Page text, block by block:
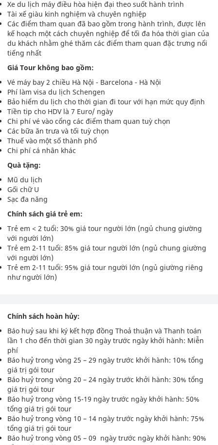
Xe du lịch máy điều hòa hiện đại theo suốt hành trình
Tài xế giàu kinh nghiệm và chuyên nghiệp
Các điểm tham quan đã bao gồm trong hành trình, được lên
kế hoạch một cách chuyên nghiệp để tối đa hóa thời gian của
du khách nhằm ghé thăm các điểm tham quan đặc trưng nổi
tiếng nhất
Giá Tour không bao gồm:
Vé máy bay 2 chiều Hà Nội - Barcelona - Hà Nội
Phí làm visa du lịch Schengen
Bảo hiểm du lịch cho thời gian đi tour với hạn mức quy định
Tiền tip cho HDV là 7 Euro/ ngày
Chi phí vé vào cổng các điểm tham quan tuỳ chọn
Các bữa ăn trưa và tối tuỳ chọn
Thuế vào một số thành phố
Chi phí cá nhân khác
Quà tặng:
Mũ du lịch
Gối chữ U
Sạc đa năng
Chính sách giá trẻ em:
Trẻ em < 2 tuổi: 30% giá tour người lớn (ngủ chung giường
với người lớn)
Trẻ em 2-11 tuổi: 85% giá tour người lớn (ngủ chung giường
với người lớn)
Trẻ em 2-11 tuổi: 95% giá tour người lớn (ngủ giường riêng
như người lớn)
Chính sách hoàn hủy:
Báo huỷ sau khi ký kết hợp đồng Thoả thuận và Thanh toán
lần 1 cho đến thời gian 30 ngày trước ngày khởi hành: Miễn
phí
Báo huỷ trong vòng 25 – 29 ngày trước khởi hành: 10% tổng
giá trị gói tour
Báo huỷ trong vòng 20 – 24 ngày trước khởi hành: 30% tổng
giá trị gói tour
Báo huỷ trong vòng 15-19 ngày trước ngày khởi hành: 50%
tổng giá trị gói tour
Báo huỷ trong vòng 10 – 14 ngày trước ngày khởi hành: 75%
tổng giá trị gói tour
Báo huỷ trong vòng 05 – 09 ngày trước ngày khởi hành: 90%